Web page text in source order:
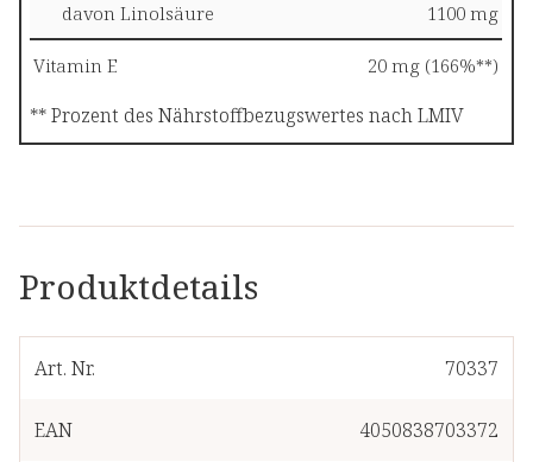
Produktdetails
Art. Nr. 70337
EAN 4050838703372
davon Linolsäure 1100 mg
Vitamin E 20 mg (166%**)
** Prozent des Nährstoffbezugswertes nach LMIV